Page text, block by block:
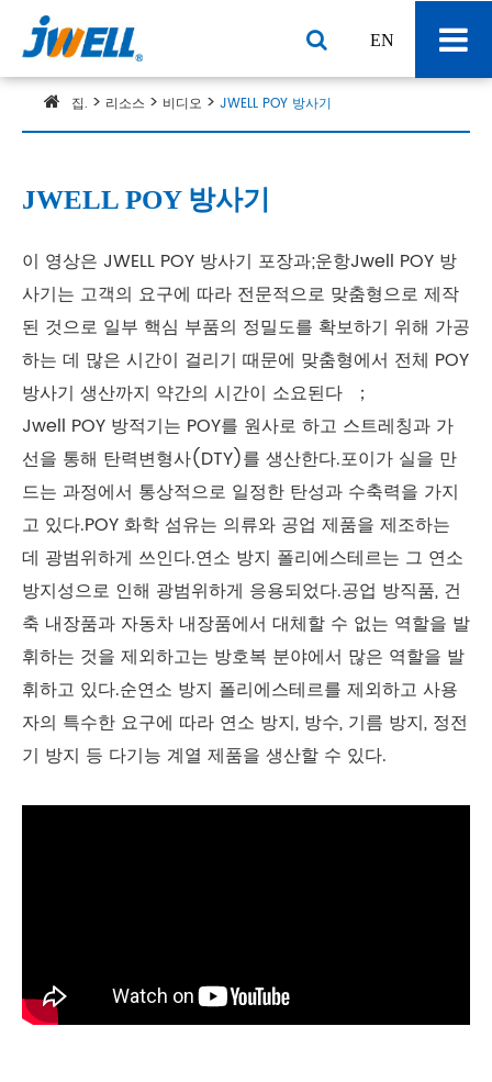
EN
집. 리소스 비디오 JWELL POY 방사기
JWELL POY 방사기
이 영상은 JWELL POY 방사기 포장과;운항Jwell POY 방
사기는 고객의 요구에 따라 전문적으로 맞춤형으로 제작
된 것으로 일부 핵심 부품의 정밀도를 확보하기 위해 가공
하는 데 많은 시간이 걸리기 때문에 맞춤형에서 전체 POY
방사기 생산까지 약간의 시간이 소요된다 ；
Jwell POY 방적기는 POY를 원사로 하고 스트레칭과 가
선을 통해 탄력변형사(DTY)를 생산한다.포이가 실을 만
드는 과정에서 통상적으로 일정한 탄성과 수축력을 가지
고 있다.POY 화학 섬유는 의류와 공업 제품을 제조하는
데 광범위하게 쓰인다.연소 방지 폴리에스테르는 그 연소
방지성으로 인해 광범위하게 응용되었다.공업 방직품, 건
축 내장품과 자동차 내장품에서 대체할 수 없는 역할을 발
휘하는 것을 제외하고는 방호복 분야에서 많은 역할을 발
휘하고 있다.순연소 방지 폴리에스테르를 제외하고 사용
자의 특수한 요구에 따라 연소 방지, 방수, 기름 방지, 정전
기 방지 등 다기능 계열 제품을 생산할 수 있다.